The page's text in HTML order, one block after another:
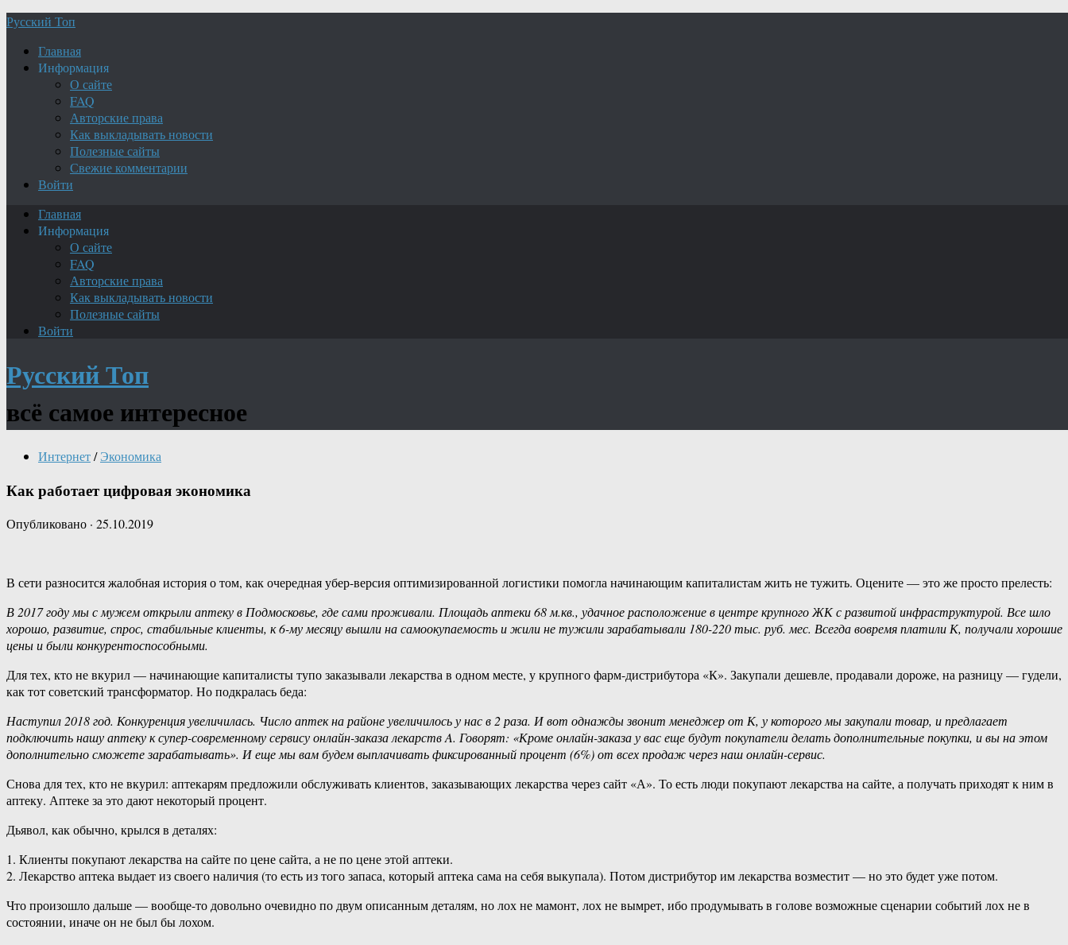
Русский Топ
Главная
Информация
О сайте
FAQ
Авторские права
Как выкладывать новости
Полезные сайты
Свежие комментарии
Войти
Главная
Информация
О сайте
FAQ
Авторские права
Как выкладывать новости
Полезные сайты
Войти
Русский Топ
всё самое интересное
Интернет/ Экономика
Как работает цифровая экономика
Опубликовано · 25.10.2019
В сети разносится жалобная история о том, как очередная убер-версия оптимизированной логистики помогла начинающим капиталистам жить не тужить. Оцените — это же просто прелесть:
В 2017 году мы с мужем открыли аптеку в Подмосковье, где сами проживали. Площадь аптеки 68 м.кв., удачное расположение в центре крупного ЖК с развитой инфраструктурой. Все шло
хорошо, развитие, спрос, стабильные клиенты, к 6-му месяцу вышли на самоокупаемость и жили не тужили зарабатывали 180-220 тыс. руб. мес. Всегда вовремя платили К, получали хорошие
цены и были конкурентоспособными.
Для тех, кто не вкурил — начинающие капиталисты тупо заказывали лекарства в одном месте, у крупного фарм-дистрибутора «К». Закупали дешевле, продавали дороже, на разницу — гудели,
как тот советский трансформатор. Но подкралась беда:
Наступил 2018 год. Конкуренция увеличилась. Число аптек на районе увеличилось у нас в 2 раза. И вот однажды звонит менеджер от К, у которого мы закупали товар, и предлагает
подключить нашу аптеку к супер-современному сервису онлайн-заказа лекарств A. Говорят: «Кроме онлайн-заказа у вас еще будут покупатели делать дополнительные покупки, и вы на этом
дополнительно сможете зарабатывать». И еще мы вам будем выплачивать фиксированный процент (6%) от всех продаж через наш онлайн-сервис.
Снова для тех, кто не вкурил: аптекарям предложили обслуживать клиентов, заказывающих лекарства через сайт «А». То есть люди покупают лекарства на сайте, а получать приходят к ним в
аптеку. Аптеке за это дают некоторый процент.
Дьявол, как обычно, крылся в деталях:
1. Клиенты покупают лекарства на сайте по цене сайта, а не по цене этой аптеки.
2. Лекарство аптека выдает из своего наличия (то есть из того запаса, который аптека сама на себя выкупала). Потом дистрибутор им лекарства возместит — но это будет уже потом.
Что произошло дальше — вообще-то довольно очевидно по двум описанным деталям, но лох не мамонт, лох не вымрет, ибо продумывать в голове возможные сценарии событий лох не в
состоянии, иначе он не был бы лохом.